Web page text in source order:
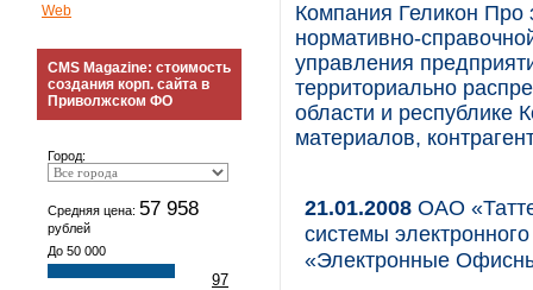
Web
CMS Magazine: стоимость
создания корп. сайта в
Приволжском ФО
Город:
Средняя цена: 57 958
рублей
До 50 000
97
Компания Геликон Про
нормативно-
управления
территориально
области и республике
материалов,
21.01.2008 ОАО
системы
«Электронные